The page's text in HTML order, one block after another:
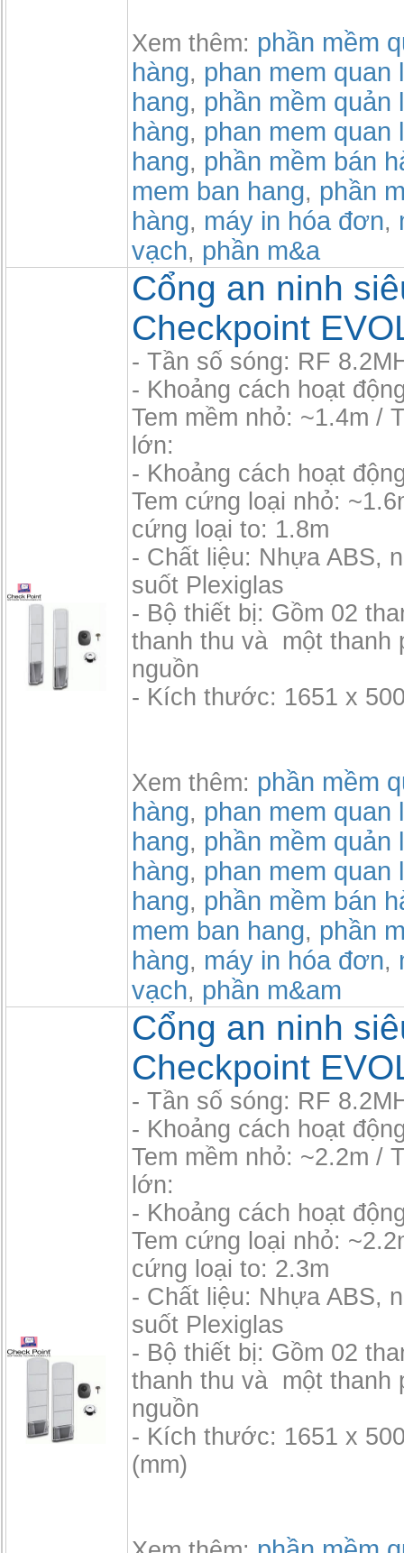
Xem thêm: phần mềm
hàng, phan mem quan
hang, phần mềm quản
hàng, phan mem quan
hang, phần mềm bán
mem ban hang, phần
hàng, máy in hóa đơn,
vạch, phần m&a
Cổng an ninh
Checkpoint
- Tần số sóng: RF
- Khoảng cách hoạt
Tem mềm nhỏ: ~1.4m /
lớn:
- Khoảng cách hoạt
Tem cứng loại nhỏ:
cứng loại to: 1.8m
- Chất liệu: Nhựa ABS,
suốt Plexiglas
- Bộ thiết bị: Gồm 02
thanh thu và một thanh
nguồn
- Kích thước: 1651 x
Xem thêm: phần mềm
hàng, phan mem quan
hang, phần mềm quản
hàng, phan mem quan
hang, phần mềm bán
mem ban hang, phần
hàng, máy in hóa đơn,
vạch, phần m&am
Cổng an ninh
Checkpoint
- Tần số sóng: RF
- Khoảng cách hoạt
Tem mềm nhỏ: ~2.2m /
lớn:
- Khoảng cách hoạt
Tem cứng loại nhỏ:
cứng loại to: 2.3m
- Chất liệu: Nhựa ABS,
suốt Plexiglas
- Bộ thiết bị: Gồm 02
thanh thu và một thanh
nguồn
- Kích thước: 1651 x
(mm)